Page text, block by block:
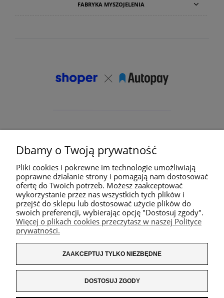
FABRYKA MYSZOJELENIA
Dbamy o Twoją prywatność
Pliki cookies i pokrewne im technologie umożliwiają
poprawne działanie strony i pomagają nam dostosować
ofertę do Twoich potrzeb. Możesz zaakceptować
wykorzystanie przez nas wszystkich tych plików i
przejść do sklepu lub dostosować użycie plików do
swoich preferencji, wybierając opcję "Dostosuj zgody".
Więcej o plikach cookies przeczytasz w naszej Polityce
prywatności.
ZAAKCEPTUJ TYLKO NIEZBĘDNE
DOSTOSUJ ZGODY